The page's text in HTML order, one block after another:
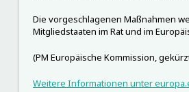
Die vorgeschlagenen Maßnahmen
Mitgliedstaaten im Rat und im
(PM Europäische Kommission,
Weitere Informationen unter